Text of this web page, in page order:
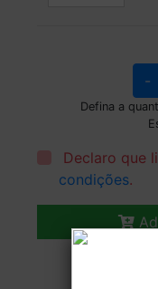
-
Defina a
Declaro que
condições.